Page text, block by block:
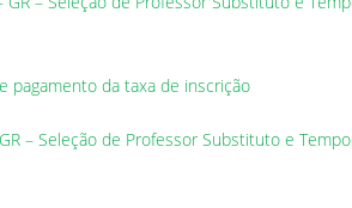
pagamento da taxa de inscrição
– Seleção de Professor Substituto e